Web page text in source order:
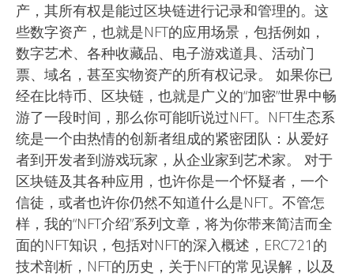
产，其所有权是能过区块链进行记录和管理的。这
些数字资产，也就是NFT的应用场景，包括例如，
数字艺术、各种收藏品、电子游戏道具、活动门
票、域名，甚至实物资产的所有权记录。 如果你已
经在比特币、区块链，也就是广义的“加密”世界中畅
游了一段时间，那么你可能听说过NFT。NFT生态系
统是一个由热情的创新者组成的紧密团队：从爱好
者到开发者到游戏玩家，从企业家到艺术家。 对于
区块链及其各种应用，也许你是一个怀疑者，一个
信徒，或者也许你仍然不知道什么是NFT。不管怎
样，我的“NFT介绍”系列文章，将为你带来简洁而全
面的NFT知识，包括对NFT的深入概述，ERC721的
技术剖析，NFT的历史，关于NFT的常见误解，以及